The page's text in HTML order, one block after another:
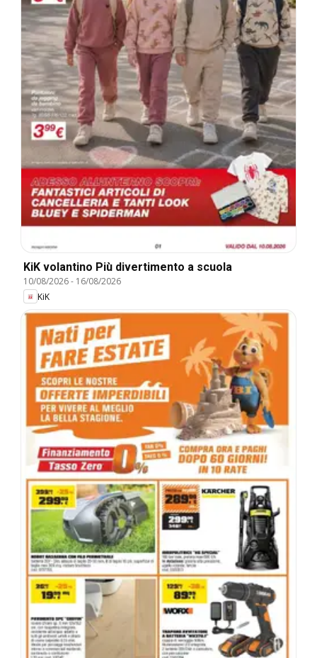
KiK volantino Più divertimento a scuola
10/08/2026- 16/08/2026
KiK